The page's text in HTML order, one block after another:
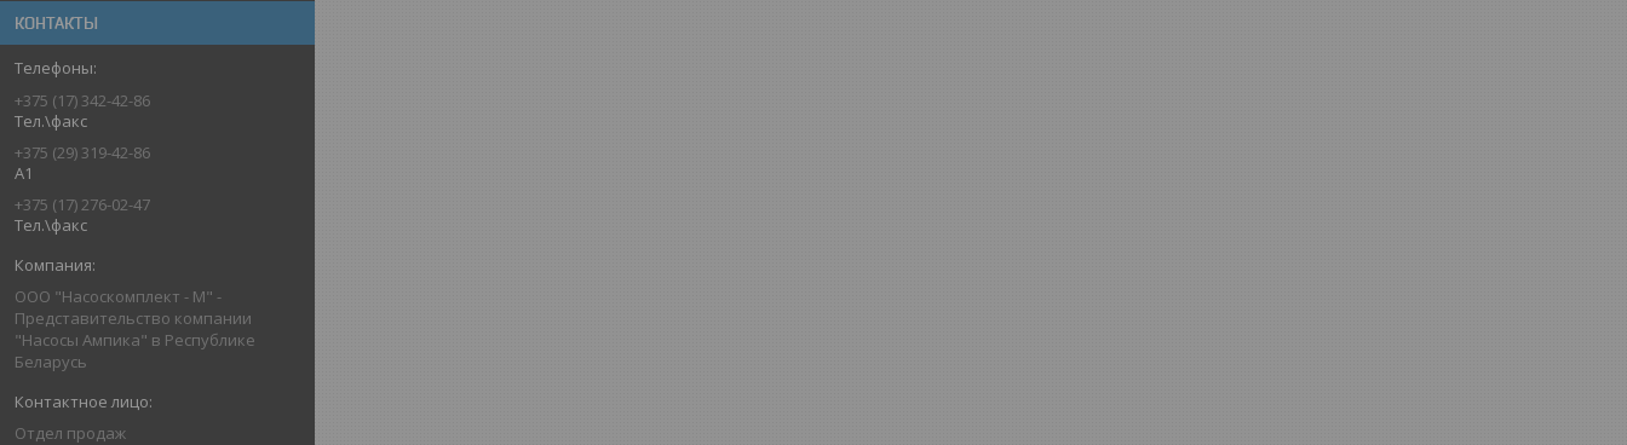
КОНТАКТЫ
+375 (17) 342-42-86
Тел.\факс
+375 (29) 319-42-86
A1
+375 (17) 276-02-47
Тел.\факс
ООО "Насоскомплект - М" -
Представительство компании
"Насосы Ампика" в Республике
Беларусь
Отдел продаж